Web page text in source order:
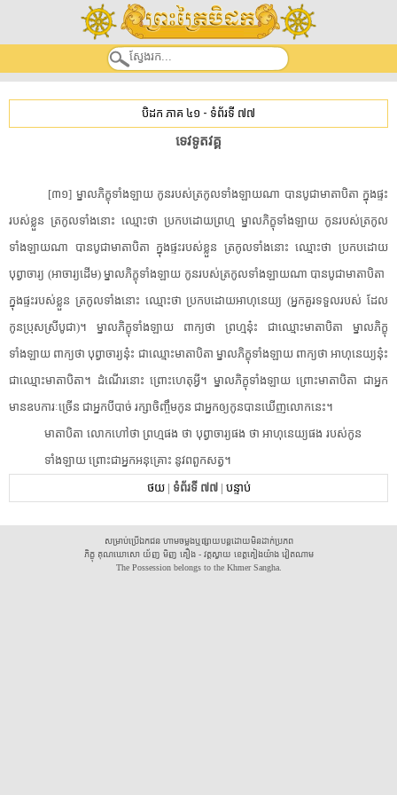
បិដក ភាគ ៤១ - ទំព័រទី ៧៧
​ទេវទូត​វគ្គ​
[​៣១​]​ ​ម្នាល​ភិក្ខុ​ទាំងឡាយ​ ​កូន​របស់​ត្រកូល​ទាំងឡាយ​ណា​ ​បាន​បូជា​មាតាបិតា​ ​ក្នុង​ផ្ទះ​
របស់​ខ្លួន​ ​ត្រកូល​ទាំងនោះ​ ​ឈ្មោះថា​ ​ប្រកបដោយ​ព្រហ្ម​ ​ម្នាល​ភិក្ខុ​ទាំងឡាយ​ ​កូន​របស់​ត្រកូល​
ទាំងឡាយ​ណា​ ​បាន​បូជា​មាតាបិតា​ ​ក្នុង​ផ្ទះ​របស់​ខ្លួន​ ​ត្រកូល​ទាំងនោះ​ ​ឈ្មោះថា​ ​ប្រកបដោយ​
បុព្វាចារ្យ​ ​(​អាចារ្យ​ដើម​)​ ​ម្នាល​ភិក្ខុ​ទាំងឡាយ​ ​កូន​របស់​ត្រកូល​ទាំងឡាយ​ណា​ ​បាន​បូជា​មាតាបិតា​ ​
ក្នុង​ផ្ទះ​របស់​ខ្លួន​ ​ត្រកូល​ទាំងនោះ​ ​ឈ្មោះថា​ ​ប្រកបដោយ​អា​ហុនេ​យ្យ​ ​(​អ្នក​គួរ​ទទួល​របស់​ ​ដែល​
កូនប្រុស​ស្រី​បូជា​)​។​ ​ម្នាល​ភិក្ខុ​ទាំងឡាយ​ ​ពាក្យ​ថា​ ​ព្រហ្ម​នុ៎ះ​ ​ជា​ឈ្មោះ​មាតាបិតា​ ​ម្នាល​ភិក្ខុ​
ទាំងឡាយ​ ​ពាក្យ​ថា​ ​បុព្វាចារ្យ​នុ៎ះ​ ​ជា​ឈ្មោះ​មាតាបិតា​ ​ម្នាល​ភិក្ខុ​ទាំងឡាយ​ ​ពាក្យ​ថា​ ​អា​ហុនេ​យ្យ​នុ៎ះ​
​ជា​ឈ្មោះ​មាតាបិតា​។​ ​ដំណើរ​នោះ​ ​ព្រោះ​ហេតុអ្វី​។​ ​ម្នាល​ភិក្ខុ​ទាំងឡាយ​ ​ព្រោះ​មាតាបិតា​ ​ជា​អ្នក
មាន​ឧបការៈ​ច្រើន​ ​ជា​អ្នក​បីបាច់​ ​រក្សា​ចិញ្ចឹម​កូន​ ​ជា​អ្នកឲ្យ​កូន​បានឃើញ​លោក​នេះ​។​ ​
​មាតាបិតា​ ​លោក​ហៅថា​ ​ព្រហ្ម​ផង​ ​ថា​ ​បុព្វាចារ្យ​ផង​ ​ថា​ ​អា​ហុនេ​យ្យ​ផង​ ​របស់​កូន​
ទាំងឡាយ​ ​ព្រោះ​ជា​អ្នក​អនុគ្រោះ​ ​នូវ​ពពួកសត្វ​។​
ថយ| ទំព័រទី ៧៧| បន្ទាប់
សម្រាប់ប្រើឯកជន ហាមចម្លងឬផ្សាយបន្តដោយមិនដាក់ប្រភព
ភិក្ខុ គុណឃោសោ យ័ញ មិញ គឿង - វត្តស្វាយ ខេត្តគៀងយ៉ាង វៀតណាម
The Possession belongs to the Khmer Sangha.